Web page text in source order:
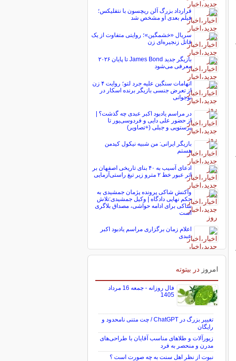
قرارداد بزرگ آلن ریچسون با نتفلیکس؛
فیلم بعدی او مشخص شد
سریال «خشمگین»؛ روایتی متفاوت از یک
قاتل زنجیره‌ای زن
بازیگر جدید James Bond تا پایان ۲۰۲۶
معرفی می‌شود
اتهامات سنگین علیه جرد لتو؛ روایت ۴ زن
از تعرض جنسی بازیگر برنده اسکار در
نوجوانی
در مراسم یادبود اکبر عبدی چه گذشت؟ |
از حضور علی دایی و فردوسی‌پور تا
پرستویی و جبلی (+تصاویر)
بازیگر ایرانی: من شبیه نیکول کیدمن
هستم
ادعای آسیب به ۴۰ بنای تاریخی اصفهان بر
اثر عبور خط ۲ مترو زیر تیغ راستی‌آزمایی
واکنش شاکی پرونده پژمان جمشیدی به
حکم نهایی دادگاه | وکیل جمشیدی:تلاش
شاکی برای ادامه حواشی، مصداق بلاگری
است
اعلام زمان برگزاری مراسم یادبود اکبر
عبدی
امروز در بیتوته
فال روزانه - جمعه 16 مرداد
1405
تغییر بزرگ در ChatGPT / چت متنی نامحدود و
رایگان
زیورآلات و طلاهای مناسب آقایان با طراحی‌های
مدرن و منحصر به فرد
نبوت از نظر اهل سنت به چه صورت است ؟